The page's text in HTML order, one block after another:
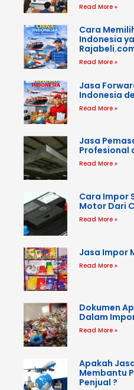
Read More »
Cara
Indonesia
Read More »
Jasa
Indonesia
Read More »
Jasa
Profesional
Read More »
Cara Impor
Motor Dari
Read More »
Jasa Impor
Read More »
Dokumen
Dalam
Read More »
Apakah
Membantu
Penjual ?